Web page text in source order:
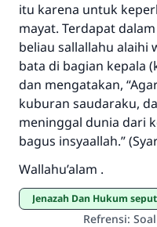
itu karena untuk
mayat. Terdapat
beliau sallallahu alaihi
bata di bagian kepala
dan mengatakan,
kuburan saudaraku,
meninggal dunia dari
bagus insyaallah.”
Wallahu’alam .
Jenazah Dan Hukum
Refrensi: